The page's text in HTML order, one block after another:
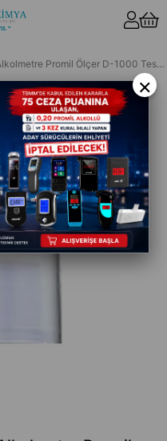
100 Adet Yedek Ağızlık Alkolmetre Promil Ölçer D-1000 Test Cihazı için
×